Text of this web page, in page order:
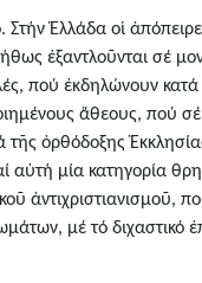
Ἑλλάδα οἱ
ἐξαντλοῦνται σέ
πού ἐκδηλώνουν
ἄθεους, πού
τῆς ὀρθόδοξης
αὐτή μία κατηγορία
μέ τό διχαστικό